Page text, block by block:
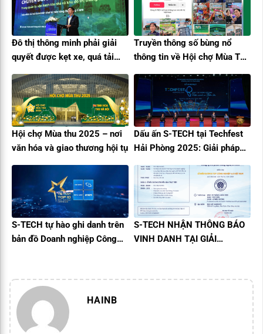
Đô thị thông minh phải giải
quyết được kẹt xe, quá tải
vụ
Truyền thông số bùng nổ
thông tin về Hội chợ Mùa Thu
Hội chợ Mùa thu 2025 – nơi
văn hóa và giao thương hội tụ
Dấu ấn S-TECH tại Techfest
Hải Phòng 2025: Giải pháp
tòa nhà toàn diện
S-TECH tự hào ghi danh trên
bản đồ Doanh nghiệp Công
S-TECH NHẬN THÔNG BÁO
VINH DANH TẠI GIẢI
HAINB